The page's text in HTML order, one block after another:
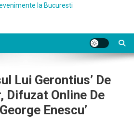
la Bucuresti
Lui Gerontius’ De
Difuzat Online De
Enescu’